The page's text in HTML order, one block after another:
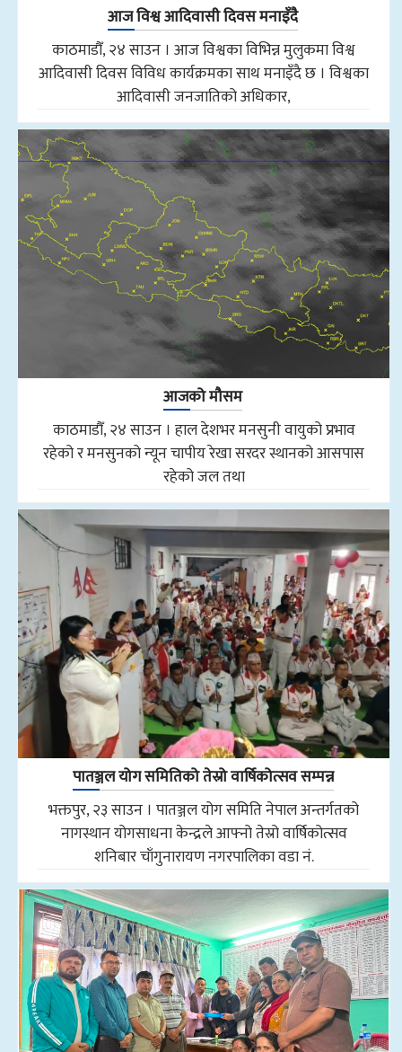
आज विश्व आदिवासी दिवस मनाइँदै
काठमाडौँ, २४ साउन । आज विश्वका विभिन्न मुलुकमा विश्व
आदिवासी दिवस विविध कार्यक्रमका साथ मनाइँदै छ । विश्वका
आदिवासी जनजातिको अधिकार,
आजको मौसम
काठमाडौँ, २४ साउन । हाल देशभर मनसुनी वायुको प्रभाव
रहेको र मनसुनको न्यून चापीय रेखा सरदर स्थानको आसपास
रहेको जल तथा
पातञ्जल योग समितिको तेस्रो वार्षिकोत्सव सम्पन्न
भक्तपुर, २३ साउन । पातञ्जल योग समिति नेपाल अन्तर्गतको
नागस्थान योगसाधना केन्द्रले आफ्नो तेस्रो वार्षिकोत्सव
शनिबार चाँगुनारायण नगरपालिका वडा नं.